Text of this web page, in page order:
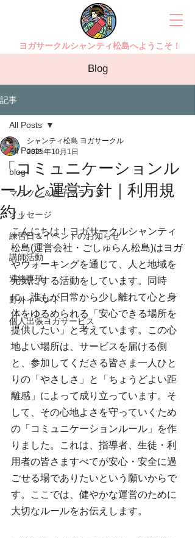
ヨガサークルシャンティ松島へようこそ！
Blog
記事
All Posts
blog
マラソン＆親子マラソン
メッセージ
練習日＆イベントのお知らせ
講師活動
連絡事項
野外イベント
個人出張ヨガサービス
All Posts
「コミュニケーションル
ールと運営方針｜利用規
約」
シャンティ松島 ヨガサークル
2025年10月1日
こんにちは！ヨガサークルシャンティ
松島(運営会社・ごしゅらん松島)はヨガ
やウォーキングを通じて、人と地域を
元気にする活動をしています。同時
に、誰もが日常から少し離れて心と身
体をゆるめられる「安心できる場所を
提供したい」と考えています。この心
地よい場所は、サービスを届ける側
と、参加してくださる皆さま一人ひと
りの「やさしさ」と「ちょうどよい距
離感」によって成り立っています。そ
して、その心地よさを守っていくため
の「コミュニケーションルール」を作
りました。これは、指導者、生徒・利
用者の皆さますべてが安心・安全に過
ごせる場でありたいという願いからで
す。ここでは、健やかな運営のために
大切なルールをお伝えします。